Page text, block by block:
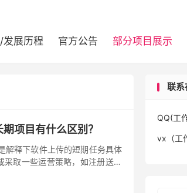
发展历程 官方公告 部分项目展示
项目有什么区别？
解释下软件上传的短期任务具体
取一些运营策略，如注册送红
联系
QQ(工
vx（工